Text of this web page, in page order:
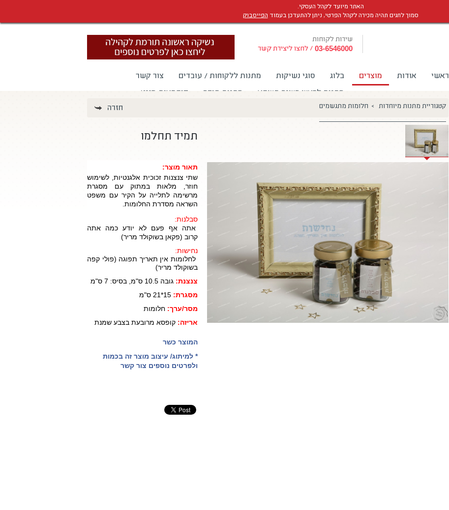
האתר מיועד לקהל העסקי.
סמוך לחגים תהיה מכירה לקהל הפרטי, ניתן להתעדכן בעמוד הפייסבוק
שירות לקוחות
03-6546000
/ לחצו ליצירת קשר
ראשי אודות מוצרים בלוג סוגי נשיקות מתנות ללקוחות / עובדים
צור קשר
מתנות לראש השנה תשפא
מתנות תודה
קופסאות מגנט
חזרה
קטגוריית מתנות מיוחדות > חלומות מתגשמים
תמיד תחלמו
תאור מוצר:
שתי צנצנות זכוכית אלגנטיות, לשימוש
חוזר, מלאות במתוק עם מסגרת
מרשימה לתלייה על הקיר עם משפט
השראה מסדרת החלומות.
סבלנות:
אתה אף פעם לא יודע כמה אתה
קרוב (פקאן בשוקולד מריר)
נחישות:
לחלומות אין תאריך תפוגה (פולי קפה
בשוקולד מריר)
צנצנת: גובה 10.5 ס"מ, בסיס: 7 ס"מ
מסגרת: 15*21 ס"מ
מסר/ערך: חלומות
אריזה: קופסא מרובעת בצבע שמנת
המוצר כשר
* למיתוג/ עיצוב מוצר זה בכמות
ולפרטים נוספים צור קשר